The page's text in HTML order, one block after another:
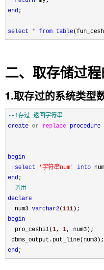
end
select
* from table
二、取存储过
1.取存过的系统类型
--1存过 返回字符串
create or replace procedure
begin
select
'字符串num ' into
end
--调用
declare
  num3
varchar2(111
begin
  pro_ceshi1(
1, 1, num3);
end;